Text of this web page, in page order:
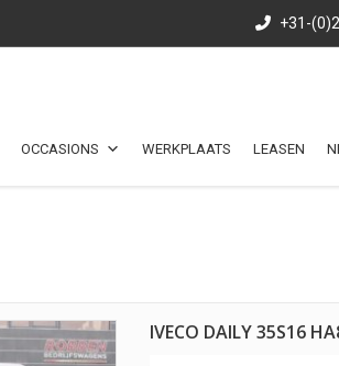
+31-
OCCASIONS WERKPLAATS LEASEN
IVECO DAILY 35S16